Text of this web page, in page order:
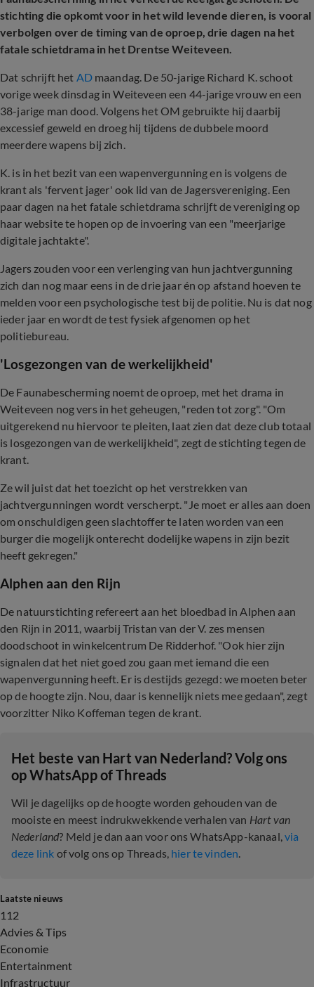
stichting die opkomt voor in het wild levende dieren, is vooral
verbolgen over de timing van de oproep, drie dagen na het
fatale schietdrama in het Drentse Weiteveen.
Dat schrijft het ADmaandag. De 50-jarige Richard K. schoot
vorige week dinsdag in Weiteveen een 44-jarige vrouw en een
38-jarige man dood. Volgens het OM gebruikte hij daarbij
excessief geweld en droeg hij tijdens de dubbele moord
meerdere wapens bij zich.
K. is in het bezit van een wapenvergunning en is volgens de
krant als 'fervent jager' ook lid van de Jagersvereniging. Een
paar dagen na het fatale schietdrama schrijft de vereniging op
haar website te hopen op de invoering van een "meerjarige
digitale jachtakte".
Jagers zouden voor een verlenging van hun jachtvergunning
zich dan nog maar eens in de drie jaar én op afstand hoeven te
melden voor een psychologische test bij de politie. Nu is dat nog
ieder jaar en wordt de test fysiek afgenomen op het
politiebureau.
'Losgezongen van de werkelijkheid'
De Faunabescherming noemt de oproep, met het drama in
Weiteveen nog vers in het geheugen, "reden tot zorg". "Om
uitgerekend nu hiervoor te pleiten, laat zien dat deze club totaal
is losgezongen van de werkelijkheid", zegt de stichting tegen de
krant.
Ze wil juist dat het toezicht op het verstrekken van
jachtvergunningen wordt verscherpt. "Je moet er alles aan doen
om onschuldigen geen slachtoffer te laten worden van een
burger die mogelijk onterecht dodelijke wapens in zijn bezit
heeft gekregen."
Alphen aan den Rijn
De natuurstichting refereert aan het bloedbad in Alphen aan
den Rijn in 2011, waarbij Tristan van der V. zes mensen
doodschoot in winkelcentrum De Ridderhof. "Ook hier zijn
signalen dat het niet goed zou gaan met iemand die een
wapenvergunning heeft. Er is destijds gezegd: we moeten beter
op de hoogte zijn. Nou, daar is kennelijk niets mee gedaan", zegt
voorzitter Niko Koffeman tegen de krant.
Het beste van Hart van Nederland? Volg ons
op WhatsApp of Threads
Wil je dagelijks op de hoogte worden gehouden van de
mooiste en meest indrukwekkende verhalen van Hart van
Nederland? Meld je dan aan voor ons WhatsApp-kanaal,via
deze link of volg ons op Threads, hier te vinden.
Laatste nieuws
112
Advies & Tips
Economie
Entertainment
Infrastructuur